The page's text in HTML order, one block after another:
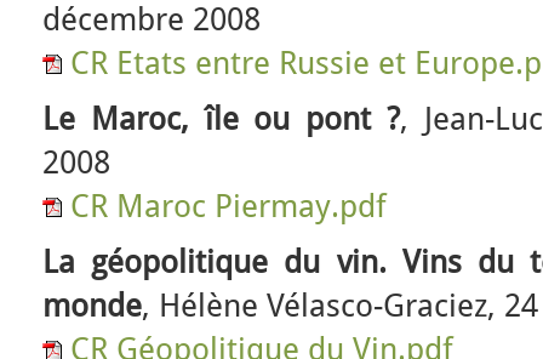
décembre 2008
CR Etats entre Russie et
Le Maroc, île ou pont ?, Jean-
2008
CR Maroc Piermay.pdf
La géopolitique du vin. Vins du
monde, Hélène Vélasco-Graciez,
CR Géopolitique du Vin.pdf